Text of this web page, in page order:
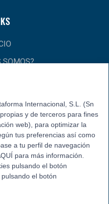
SOMOS?
LegalPolítica de Cookies
Tours.
Internacional, S.L. (Sn
y de terceros para fines
web), para optimizar la
tus preferencias así como
a tu perfil de navegación
para más información.
pulsando el botón
pulsando el botón